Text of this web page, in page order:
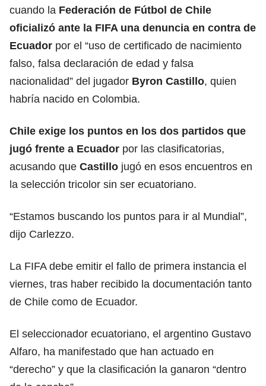
cuando la Federación de Fútbol de Chile
oficializó ante la FIFA una denuncia en contra de
Ecuador por el “uso de certificado de nacimiento
falso, falsa declaración de edad y falsa
nacionalidad” del jugador Byron Castillo, quien
habría nacido en Colombia.
Chile exige los puntos en los dos partidos que
jugó frente a Ecuador por las clasificatorias,
acusando que Castillo jugó en esos encuentros en
la selección tricolor sin ser ecuatoriano.
“Estamos buscando los puntos para ir al Mundial”,
dijo Carlezzo.
La FIFA debe emitir el fallo de primera instancia el
viernes, tras haber recibido la documentación tanto
de Chile como de Ecuador.
El seleccionador ecuatoriano, el argentino Gustavo
Alfaro, ha manifestado que han actuado en
“derecho” y que la clasificación la ganaron “dentro